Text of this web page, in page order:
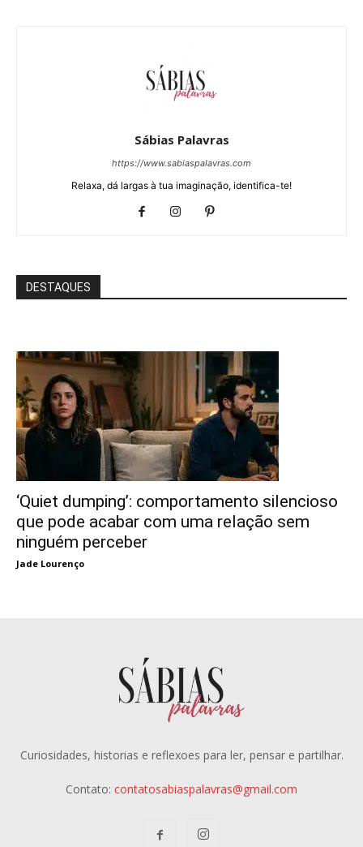
Sábias Palavras
https://www.sabiaspalavras.com
Relaxa, dá largas à tua imaginação, identifica-te!
DESTAQUES
‘Quiet dumping’: comportamento silencioso
que pode acabar com uma relação sem
ninguém perceber
Jade Lourenço
Curiosidades, historias e reflexoes para ler, pensar e partilhar.
Contato: contatosabiaspalavras@gmail.com